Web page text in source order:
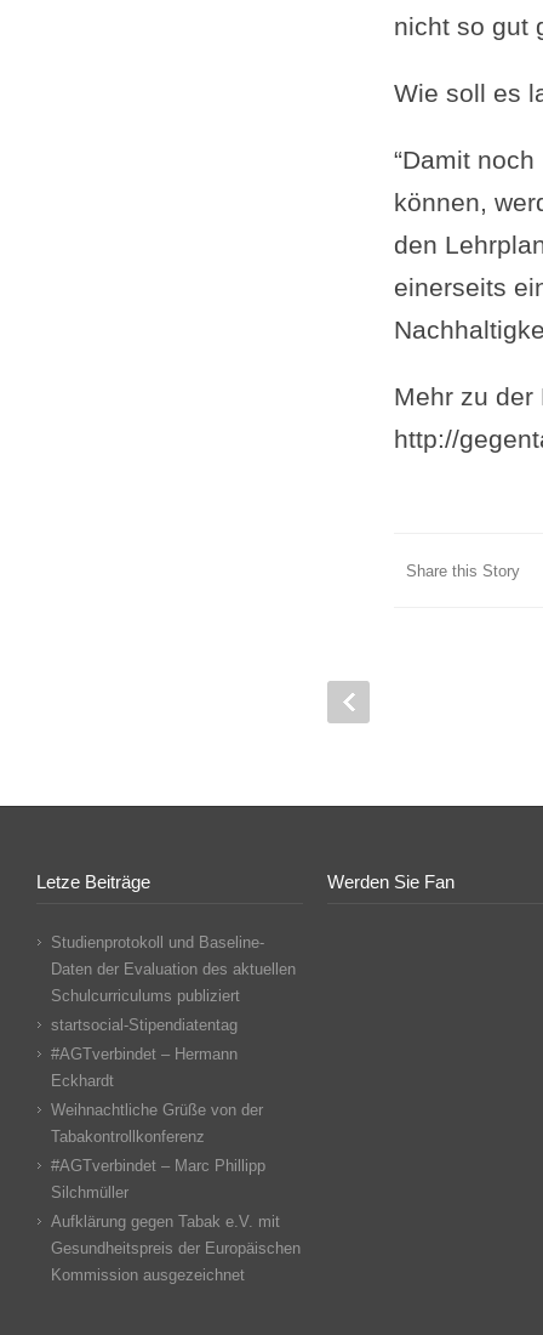
nicht so gut
Wie soll es
“Damit
können,
den
einerseits
Mehr zu der
http://
Share this Story
Letze Beiträge
Studienprotokoll und Baseline-
Daten der Evaluation des aktuellen
Schulcurriculums publiziert
startsocial-Stipendiatentag
#AGTverbindet – Hermann
Eckhardt
Weihnachtliche Grüße von der
Tabakontrollkonferenz
#AGTverbindet – Marc Phillipp
Silchmüller
Aufklärung gegen Tabak e.V. mit
Gesundheitspreis der Europäischen
Kommission ausgezeichnet
Werden Sie Fan